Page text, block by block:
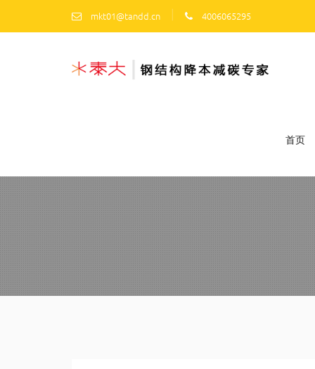
mkt01@tandd.cn 4006065295
首页